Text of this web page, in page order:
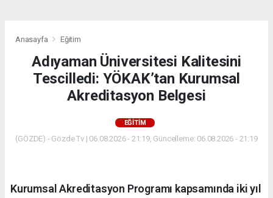
Anasayfa Eğitim
Adıyaman Üniversitesi Kalitesini
Tescilledi: YÖKAK’tan Kurumsal
Akreditasyon Belgesi
EĞITIM
(GÖZDE) - Gözde Tv | 06.08.2026 - 21:19, Güncelleme: 06.08.2026 - 21:19
Kurumsal Akreditasyon Programı kapsamında iki yıl